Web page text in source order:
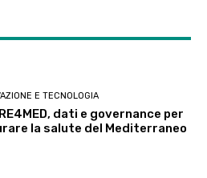
E TECNOLOGIA
dati e governance per
la salute del Mediterraneo